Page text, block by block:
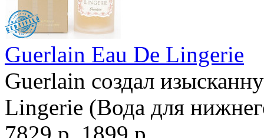
Guerlain Eau De Lingerie
Guerlain создал
Lingerie (Вода для